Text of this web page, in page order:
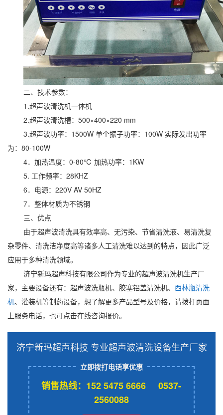
二、技术参数：
1.超声波清洗机一体机
2.超声波清洗槽：500×400×220 mm
3.超声波功率：1500W 单个振子功率：100W 实际发出功率
为：80-100W
4．加热温度：0-80℃ 加热功率：1KW
5. 工作频率：28KHZ
6．电源：220V AV 50HZ
7．整体材质为不锈钢
三、优点
由于超声波清洗具有效率高、无污染、节省清洗液、易清洗复
杂零件、清洗洁净度高等诸多人工清洗难以达到的特点，因此广泛
应用于多种清洗领域。
济宁新玛超声科技有限公司作为专业的超声波清洗机生产厂
家，主要设备还有：超声波洗瓶机、胶塞铝盖清洗机、 西林瓶清洗
机、灌装机等制药设备，想了解更多产品型号及价格，请拨打页面
上服务电话，也可点击在线咨询报价。
济宁新玛超声科技 专业超声波清洗设备生产厂家
立即拨打电话享优惠
销售热线：152 5475 6666 0537-
2560088